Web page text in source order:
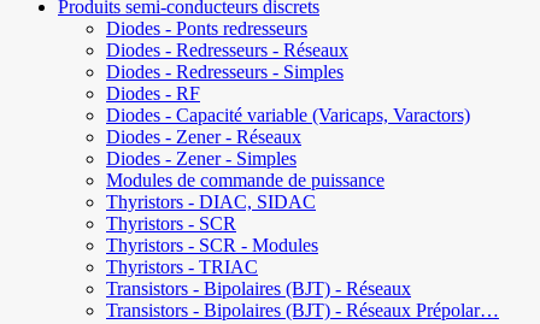
Produits semi-conducteurs discrets
Diodes - Ponts redresseurs
Diodes - Redresseurs - Réseaux
Diodes - Redresseurs - Simples
Diodes - RF
Diodes - Capacité variable (Varicaps, Varactors)
Diodes - Zener - Réseaux
Diodes - Zener - Simples
Modules de commande de puissance
Thyristors - DIAC, SIDAC
Thyristors - SCR
Thyristors - SCR - Modules
Thyristors - TRIAC
Transistors - Bipolaires (BJT) - Réseaux
Transistors - Bipolaires (BJT) - Réseaux Prépolar…